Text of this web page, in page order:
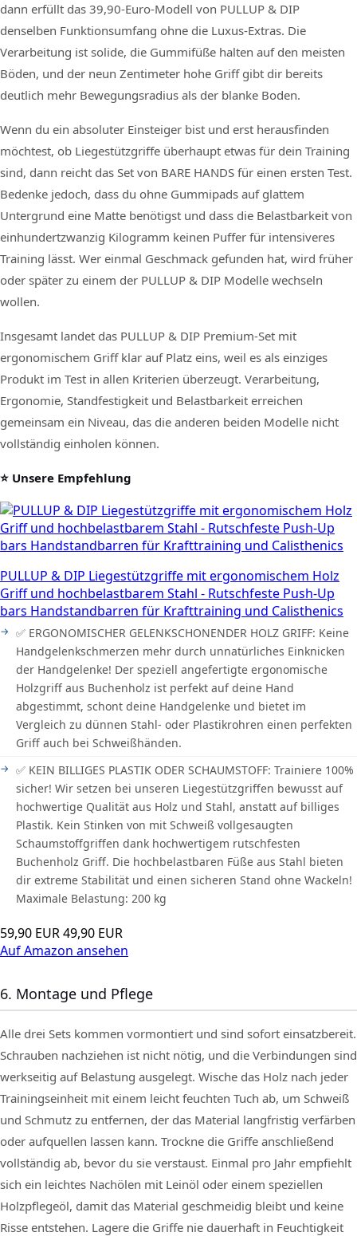
dann erfüllt das 39,90-Euro-Modell von PULLUP & DIP
denselben Funktionsumfang ohne die Luxus-Extras. Die
Verarbeitung ist solide, die Gummifüße halten auf den meisten
Böden, und der neun Zentimeter hohe Griff gibt dir bereits
deutlich mehr Bewegungsradius als der blanke Boden.
Wenn du ein absoluter Einsteiger bist und erst herausfinden
möchtest, ob Liegestützgriffe überhaupt etwas für dein Training
sind, dann reicht das Set von BARE HANDS für einen ersten Test.
Bedenke jedoch, dass du ohne Gummipads auf glattem
Untergrund eine Matte benötigst und dass die Belastbarkeit von
einhundertzwanzig Kilogramm keinen Puffer für intensiveres
Training lässt. Wer einmal Geschmack gefunden hat, wird früher
oder später zu einem der PULLUP & DIP Modelle wechseln
wollen.
Insgesamt landet das PULLUP & DIP Premium-Set mit
ergonomischem Griff klar auf Platz eins, weil es als einziges
Produkt im Test in allen Kriterien überzeugt. Verarbeitung,
Ergonomie, Standfestigkeit und Belastbarkeit erreichen
gemeinsam ein Niveau, das die anderen beiden Modelle nicht
vollständig einholen können.
⭐ Unsere Empfehlung
PULLUP & DIP Liegestützgriffe mit ergonomischem Holz
Griff und hochbelastbarem Stahl - Rutschfeste Push-Up
bars Handstandbarren für Krafttraining und Calisthenics
✅ ERGONOMISCHER GELENKSCHONENDER HOLZ GRIFF: Keine
Handgelenkschmerzen mehr durch unnatürliches Einknicken
der Handgelenke! Der speziell angefertigte ergonomische
Holzgriff aus Buchenholz ist perfekt auf deine Hand
abgestimmt, schont deine Handgelenke und bietet im
Vergleich zu dünnen Stahl- oder Plastikrohren einen perfekten
Griff auch bei Schweißhänden.
✅ KEIN BILLIGES PLASTIK ODER SCHAUMSTOFF: Trainiere 100%
sicher! Wir setzen bei unseren Liegestützgriffen bewusst auf
hochwertige Qualität aus Holz und Stahl, anstatt auf billiges
Plastik. Kein Stinken von mit Schweiß vollgesaugten
Schaumstoffgriffen dank hochwertigem rutschfesten
Buchenholz Griff. Die hochbelastbaren Füße aus Stahl bieten
dir extreme Stabilität und einen sicheren Stand ohne Wackeln!
Maximale Belastung: 200 kg
59,90 EUR49,90 EUR
Auf Amazon ansehen
6. Montage und Pflege
Alle drei Sets kommen vormontiert und sind sofort einsatzbereit.
Schrauben nachziehen ist nicht nötig, und die Verbindungen sind
werkseitig auf Belastung ausgelegt. Wische das Holz nach jeder
Trainingseinheit mit einem leicht feuchten Tuch ab, um Schweiß
und Schmutz zu entfernen, der das Material langfristig verfärben
oder aufquellen lassen kann. Trockne die Griffe anschließend
vollständig ab, bevor du sie verstaust. Einmal pro Jahr empfiehlt
sich ein leichtes Nachölen mit Leinöl oder einem speziellen
Holzpflegeöl, damit das Material geschmeidig bleibt und keine
Risse entstehen. Lagere die Griffe nie dauerhaft in Feuchtigkeit